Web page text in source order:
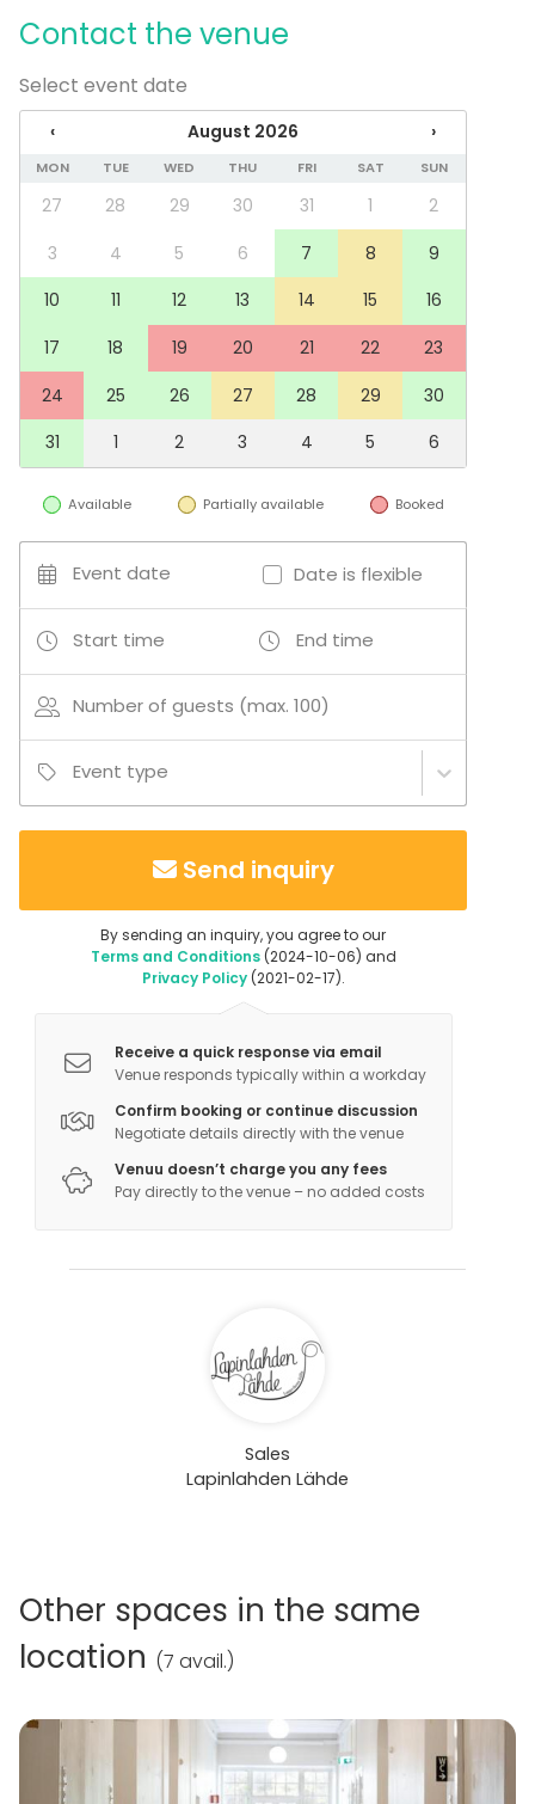
Wedding
Dinner / Lunch
Meeting
Conference / Seminar
Fair / Exhibition
Recreation
Cabin trip / Retreat
Christmas Party
Venue type
Additional information about activities
Sauna, jooga, retkeily, askartelu, pelaaminen
Contact the venue
Select event date
‹ August 2026 ›
MON TUE WED THU FRI SAT SUN
27 28 29 30 31 1
2
3
4 5 6 7 8
9
10
11 12 13 14 15
16
17
18 19 20 21 22
23
24
25 26 27 28 29
30
31
1 2 3 4 5 6
Available Partially available Booked
Event date Date is flexible
Start time End time
Number of guests (max. 100)
Event type
Send inquiry
By sending an inquiry, you agree to our
Terms and Conditions(2024-10-06) and
Privacy Policy(2021-02-17).
Receive a quick response via email
Venue responds typically within a workday
Confirm booking or continue discussion
Negotiate details directly with the venue
Venuu doesn’t charge you any fees
Pay directly to the venue – no added costs
Sales
Lapinlahden Lähde
Other spaces in the same
location (7 avail.)